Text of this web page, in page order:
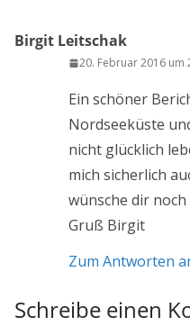
Birgit Leitschak
20. Februar 2016 um
Ein schöner
Nordseeküste
nicht glücklich
mich sicherlich
wünsche dir
Gruß Birgit
Zum Antworten
Schreibe einen